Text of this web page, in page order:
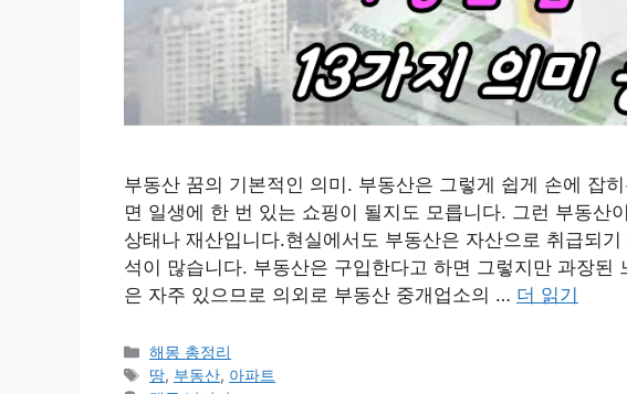
부동산 꿈의 기본적인 의미. 부동산은 그렇게 쉽게 손에 잡
면 일생에 한 번 있는 쇼핑이 될지도 모릅니다. 그런 부동산
상태나 재산입니다.현실에서도 부동산은 자산으로 취급되
석이 많습니다. 부동산은 구입한다고 하면 그렇지만 과장된
은 자주 있으므로 의외로 부동산 중개업소의 … 더 읽기
카
테
해몽 총정리
태
땅, 부동산, 아파트